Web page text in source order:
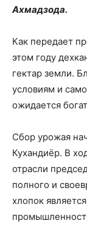
Ахмадзода.
Как передает
этом году
гектар земли.
условиям и
ожидается
Сбор урожая
Кухандиёр. В
отрасли
полного и
хлопок